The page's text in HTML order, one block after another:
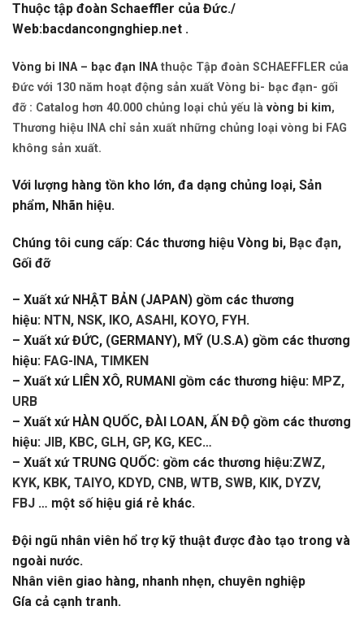
Thuộc tập đoàn Schaeffler của Đức./
Web:bacdancongnghiep.net .
Vòng bi INA – bạc đạn INAthuộc Tập đoàn SCHAEFFLER của
Đức với 130 năm hoạt động sản xuất Vòng bi- bạc đạn- gối
đỡ : Catalog hơn 40.000 chủng loại chủ yếu là vòng bi kim,
Thương hiệu INA chỉ sản xuất những chủng loại vòng bi FAG
không sản xuất.
Với lượng hàng tồn kho lớn, đa dạng chủng loại, Sản
phẩm, Nhãn hiệu.
Chúng tôi cung cấp: Các thương hiệu Vòng bi, Bạc đạn,
Gối đỡ
– Xuất xứ NHẬT BẢN (JAPAN) gồm các thương
hiệu: NTN, NSK, IKO, ASAHI, KOYO, FYH .
– Xuất xứ ĐỨC, (GERMANY), MỸ (U.S.A) gồm các thương
hiệu: FAG-INA, TIMKEN
– Xuất xứ LIÊN XÔ, RUMANI gồm các thương hiệu: MPZ,
URB
– Xuất xứ HÀN QUỐC, ĐÀI LOAN, ẤN ĐỘ gồm các thương
hiệu: JIB, KBC, GLH, GP, KG, KEC…
– Xuất xứ TRUNG QUỐC: gồm các thương hiệu:ZWZ,
KYK, KBK, TAIYO, KDYD, CNB, WTB, SWB, KIK, DYZV,
FBJ … một số hiệu giá rẻ khác.
Đội ngũ nhân viên hổ trợ kỹ thuật được đào tạo trong và
ngoài nước.
Nhân viên giao hàng, nhanh nhẹn, chuyên nghiệp
Gía cả cạnh tranh.